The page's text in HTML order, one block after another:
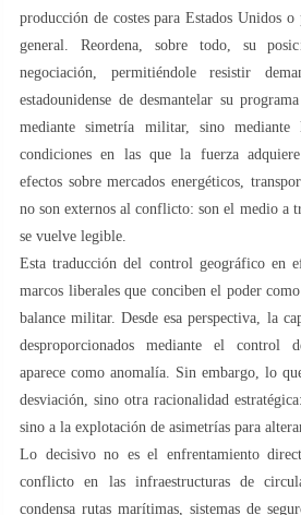
producción de costes para Estados Unidos
general. Reordena, sobre todo, su
negociación, permitiéndole resistir
estadounidense de desmantelar su
mediante simetría militar, sino
condiciones en las que la fuerza
efectos sobre mercados energéticos,
no son externos al conflicto: son el medio a
se vuelve legible.
Esta traducción del control geográfico en
marcos liberales que conciben el poder
balance militar. Desde esa perspectiva, la
desproporcionados mediante el control
aparece como anomalía. Sin embargo, lo
desviación, sino otra racionalidad
sino a la explotación de asimetrías para
Lo decisivo no es el enfrentamiento
conflicto en las infraestructuras de
condensa rutas marítimas, sistemas de